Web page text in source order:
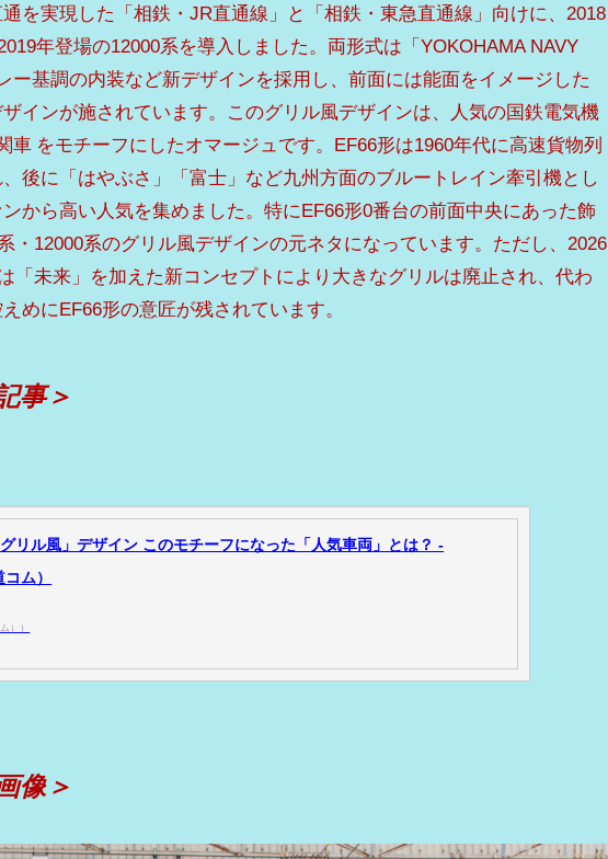
を実現した「相鉄・JR直通線」と「相鉄・東急直通線」向けに、2018
年登場の12000系を導入しました。両形式は「YOKOHAMA NAVY
ー基調の内装など新デザインを採用し、前面には能面をイメージした
インが施されています。このグリル風デザインは、人気の国鉄電気機
車 をモチーフにしたオマージュです。EF66形は1960年代に高速貨物列
後に「はやぶさ」「富士」など九州方面のブルートレイン牽引機とし
から高い人気を集めました。特にEF66形0番台の前面中央にあった飾
・12000系のグリル風デザインの元ネタになっています。ただし、2026
「未来」を加えた新コンセプトにより大きなグリルは廃止され、代わ
めにEF66形の意匠が残されています。
事＞
リル風」デザイン このモチーフになった「人気車両」とは？ -
ム）
））
像＞